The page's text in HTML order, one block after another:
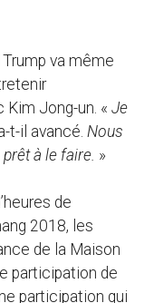
va même
Jong-un. « Je
t-il avancé. Nous
à le faire. »
de
2018, les
de la Maison
participation de
participation qui